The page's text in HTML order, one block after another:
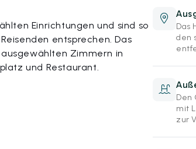
Einrichtungen und sind so
entsprechen. Das
Zimmern in
und Restaurant.
Das
den
Den
mit
zur